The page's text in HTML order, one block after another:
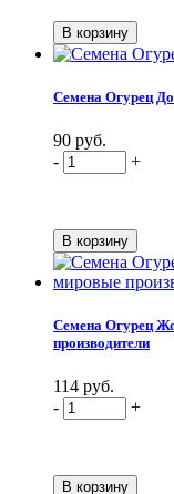
Семена Огурец
90 руб.
-
+
Семена Огурец
производители
114 руб.
-
+